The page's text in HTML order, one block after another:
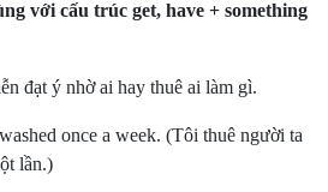
với cấu trúc get, have + something
đạt ý nhờ ai hay thuê ai làm gì.
once a week. (Tôi thuê người ta
lần.)